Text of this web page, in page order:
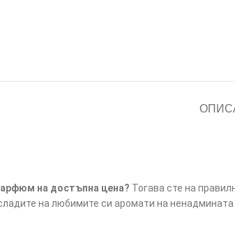
на достъпна цена? Тогава сте на
на любимите си аромати на ненадмината